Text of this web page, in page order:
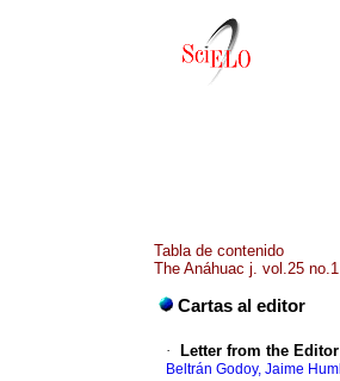
Tabla de contenido
The Anáhuac j. vol.25
Cartas al editor
· Letter from the Editor
Beltrán Godoy, Jaime